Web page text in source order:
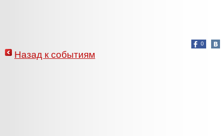
0
Назад к событиям